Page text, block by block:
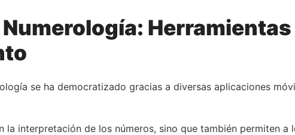
se ha democratizado gracias a diversas aplicaciones
la interpretación de los números, sino que también permiten